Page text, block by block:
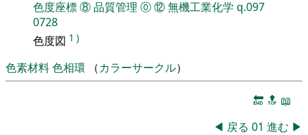
色度座標⑧品質管理 ⓪⑫無機工業化学 q.097
0728
色度図 1 )
色素材料色相環 （カラーサークル）
🔚 🔝 📖
◀ 戻る 01 進む ▶